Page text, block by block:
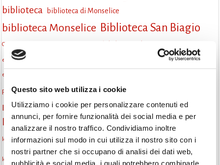
Questo sito web utilizza i cookie
Utilizziamo i cookie per personalizzare contenuti ed
annunci, per fornire funzionalità dei social media e per
analizzare il nostro traffico. Condividiamo inoltre
informazioni sul modo in cui utilizza il nostro sito con i
nostri partner che si occupano di analisi dei dati web,
pubblicità e social media, i quali potrebbero combinarle
biblioteca biblioteca di Monselice
biblioteca Monselice Biblioteca San Biagio
Centro per il libro e la lettura
eventi biblioteca eventi culturali Monselice
eventi in biblioteca
Fiaccole della lettura gratuito gruppo di lettura
Informazioni laboratori creativi laboratorio
la strada di mattoni gialli lettura
lettura ad alta voce lettura condivisa lettura silenziosa
letture ad alta voce libri come semi monselice